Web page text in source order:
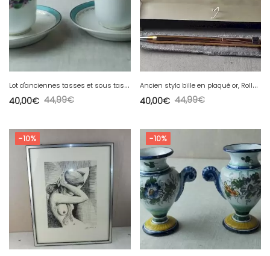
L
ot d'anciennes tasses et sous tasses, décor fleurs, KPM Allemagne
44,99€
40,00€
A
ncien stylo bille en plaqué or, Rolled Gold 14 KT, Cross, Ireland
44,99€
40,00€
-10% -10%